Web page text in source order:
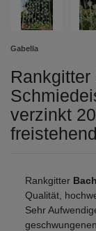
Gabella
verzinkt
freistehend
Rankgitter
Qualität,
Sehr